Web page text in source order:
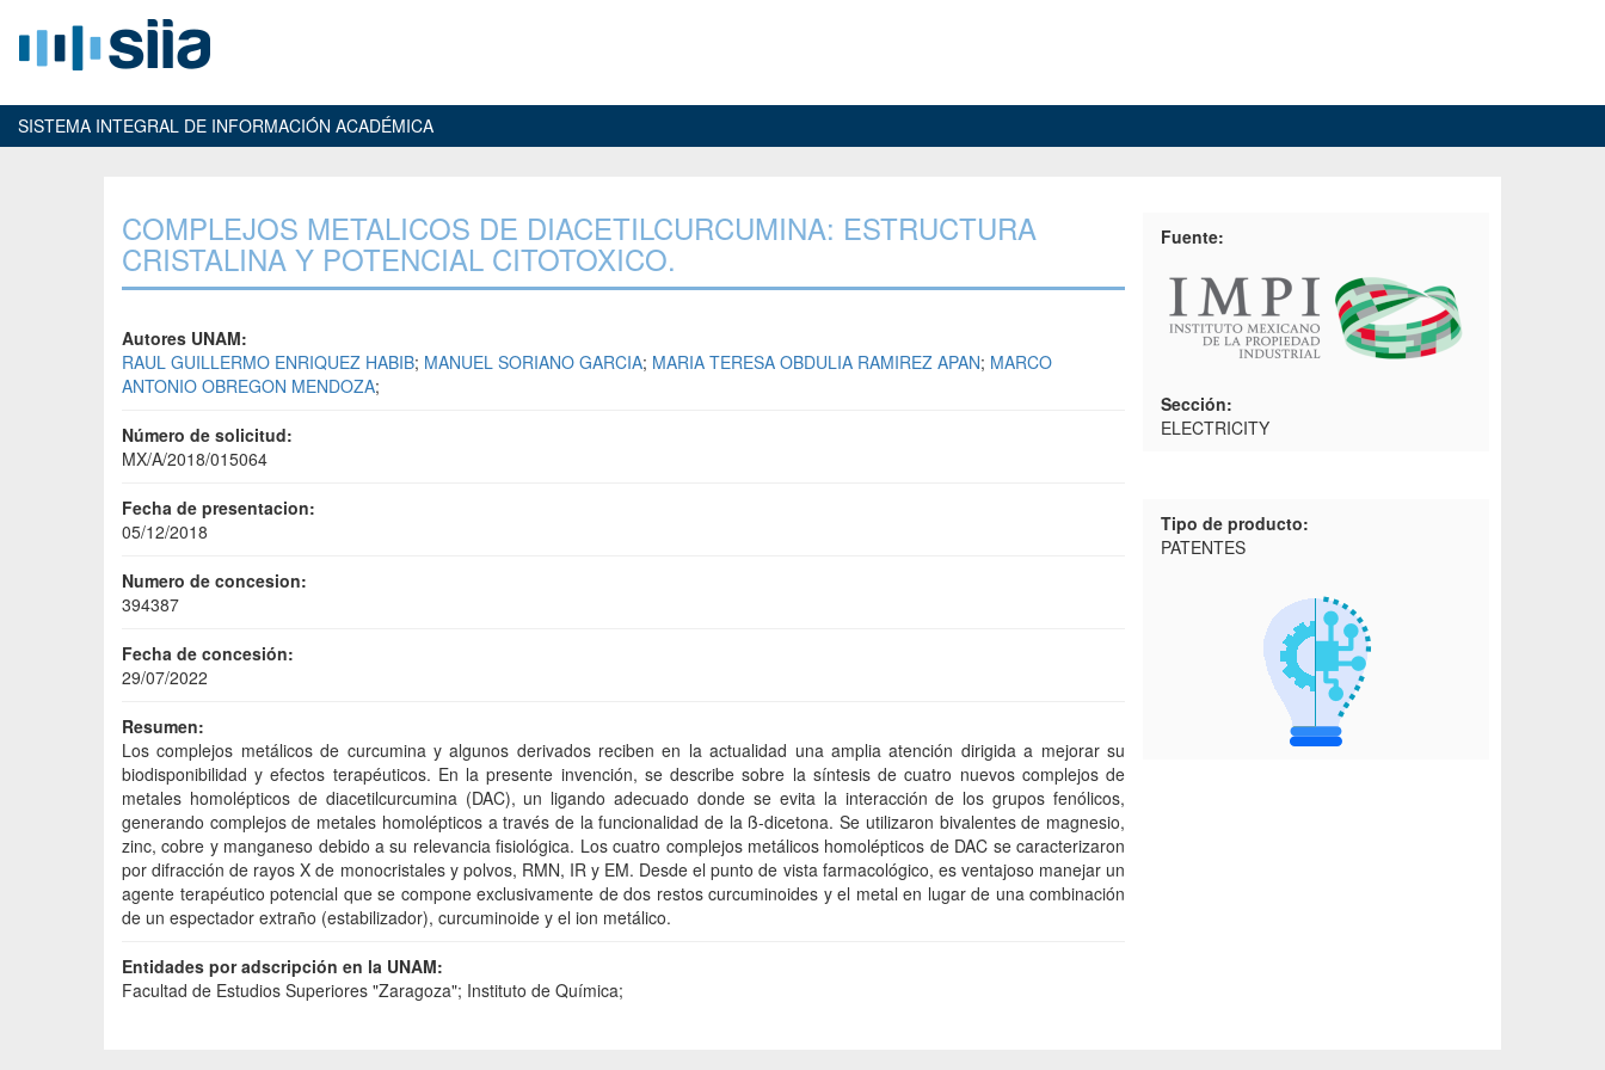
SISTEMA INTEGRAL DE INFORMACIÓN ACADÉMICA
COMPLEJOS METALICOS DE DIACETILCURCUMINA: ESTRUCTURA
CRISTALINA Y POTENCIAL CITOTOXICO.
Autores UNAM:
RAUL GUILLERMO ENRIQUEZ HABIB; MANUEL SORIANO GARCIA; MARIA TERESA OBDULIA RAMIREZ APAN; MARCO
ANTONIO OBREGON MENDOZA;
Número de solicitud:
MX/A/2018/015064
Fecha de presentacion:
05/12/2018
Numero de concesion:
394387
Fecha de concesión:
29/07/2022
Resumen:
Los complejos metálicos de curcumina y algunos derivados reciben en la actualidad una amplia atención dirigida a mejorar su
biodisponibilidad y efectos terapéuticos. En la presente invención, se describe sobre la síntesis de cuatro nuevos complejos de
metales homolépticos de diacetilcurcumina (DAC), un ligando adecuado donde se evita la interacción de los grupos fenólicos,
generando complejos de metales homolépticos a través de la funcionalidad de la ß-dicetona. Se utilizaron bivalentes de magnesio,
zinc, cobre y manganeso debido a su relevancia fisiológica. Los cuatro complejos metálicos homolépticos de DAC se caracterizaron
por difracción de rayos X de monocristales y polvos, RMN, IR y EM. Desde el punto de vista farmacológico, es ventajoso manejar un
agente terapéutico potencial que se compone exclusivamente de dos restos curcuminoides y el metal en lugar de una combinación
de un espectador extraño (estabilizador), curcuminoide y el ion metálico.
Entidades por adscripción en la UNAM:
Facultad de Estudios Superiores "Zaragoza"; Instituto de Química;
Fuente:
Sección:
ELECTRICITY
Tipo de producto:
PATENTES